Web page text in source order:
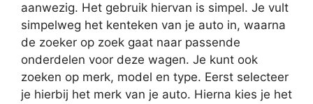
aanwezig. Het gebruik hiervan is simpel. Je vult
simpelweg het kenteken van je auto in, waarna
de zoeker op zoek gaat naar passende
onderdelen voor deze wagen. Je kunt ook
zoeken op merk, model en type. Eerst selecteer
je hierbij het merk van je auto. Hierna kies je het